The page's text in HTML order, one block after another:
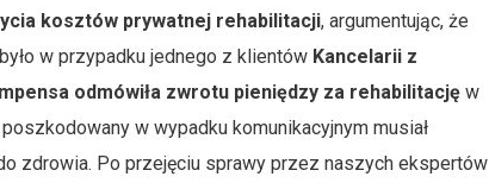
kosztów prywatnej rehabilitacji, argumentując, że
w przypadku jednego z klientów Kancelarii z
odmówiła zwrotu pieniędzy za rehabilitację w
w wypadku komunikacyjnym musiał
zdrowia. Po przejęciu sprawy przez naszych ekspertów